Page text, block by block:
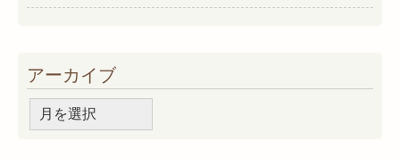
アーカイブ
ー